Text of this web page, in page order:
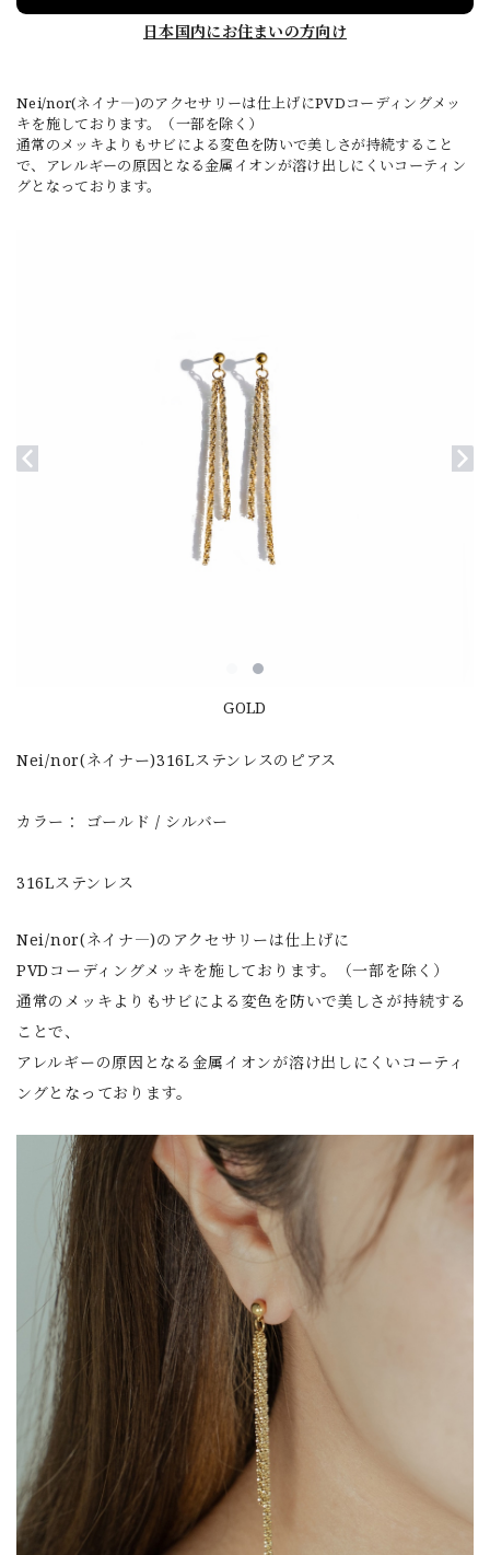
日本国内にお住まいの方向け
Nei/nor(ネイナ―)のアクセサリーは仕上げにPVDコーディングメッ
キを施しております。（一部を除く）
通常のメッキよりもサビによる変色を防いで美しさが持続すること
で、アレルギーの原因となる金属イオンが溶け出しにくいコーティン
グとなっております。
GOLD
Nei/nor(ネイナー)316Lステンレスのピアス
カラー： ゴールド / シルバー
316Lステンレス
Nei/nor(ネイナ―)のアクセサリーは仕上げに
PVDコーディングメッキを施しております。（一部を除く）
通常のメッキよりもサビによる変色を防いで美しさが持続する
ことで、
アレルギーの原因となる金属イオンが溶け出しにくいコーティ
ングとなっております。